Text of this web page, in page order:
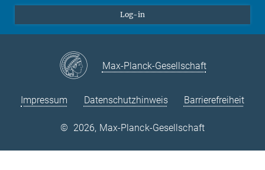
Max-Planck-Campus Tübingen
Stellenangebote
VPN-Hilfe
Log-in
Max-Planck-Gesellschaft
Impressum Datenschutzhinweis Barrierefreiheit
© 2026, Max-Planck-Gesellschaft